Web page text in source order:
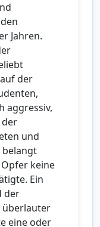
Jahren.
der
aggressiv,
der
und
keine
Ein
der
überlauter
eine oder